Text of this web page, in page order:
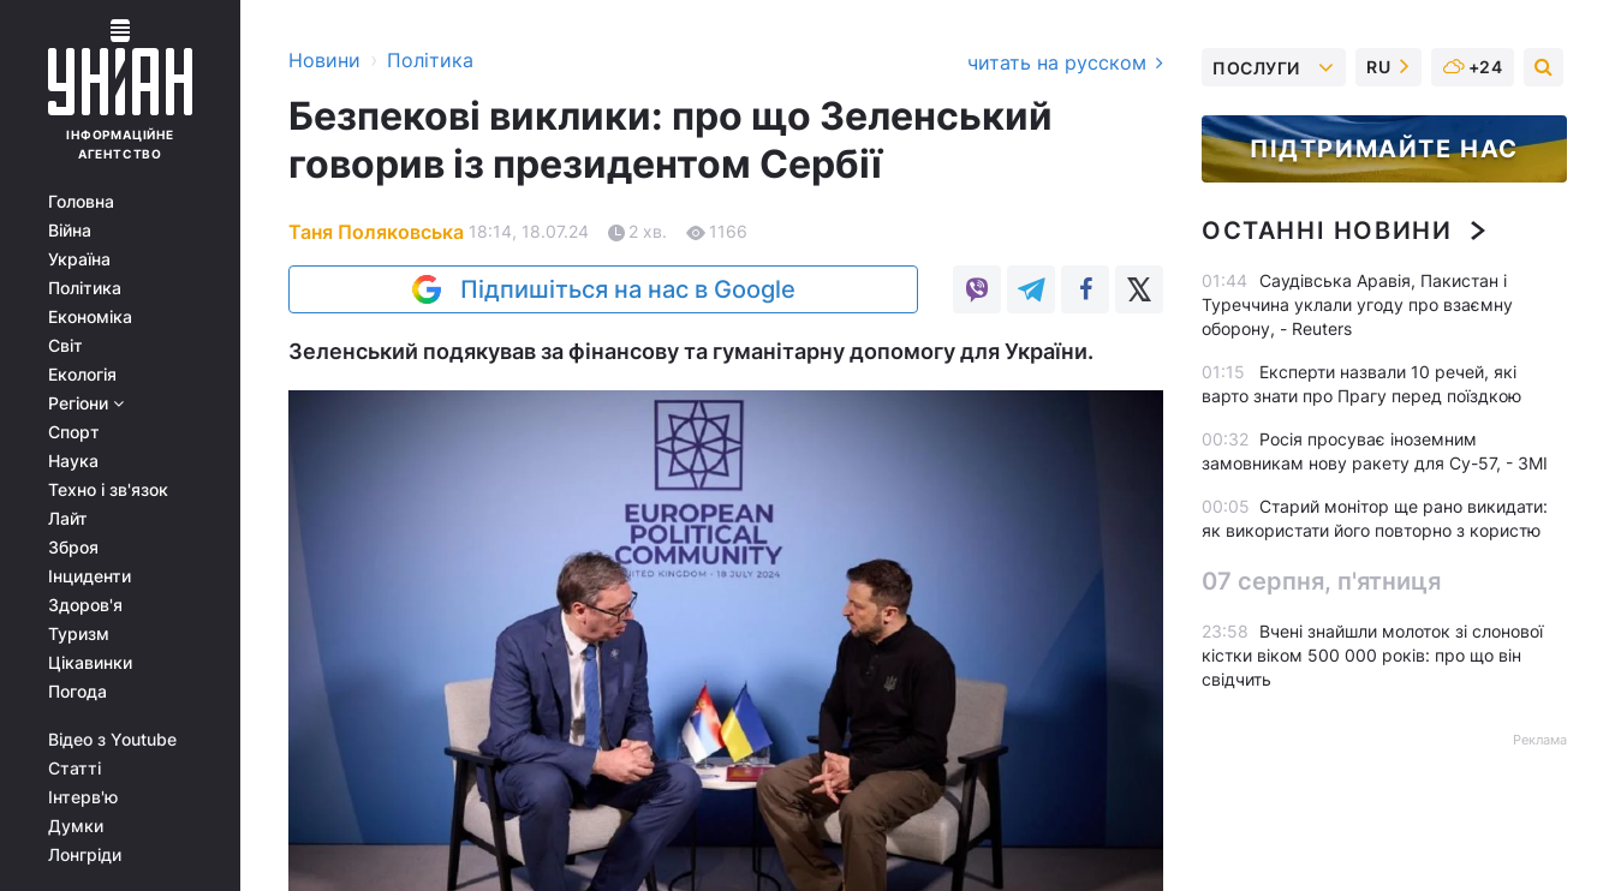
ІНФОРМАЦІЙНЕ
АГЕНТСТВО
Головна
Війна
Україна
Політика
Економіка
Світ
Екологія
Регіони
Спорт
Наука
Техно і зв'язок
Лайт
Зброя
Інциденти
Здоров'я
Туризм
Цікавинки
Погода
Відео з Youtube
Статті
Інтерв'ю
Думки
Лонгріди
Новини › Політика читать на русском
Безпекові виклики: про що Зеленський
говорив із президентом Сербії
Таня Поляковська 18:14, 18.07.24 2 хв. 1166
Підпишіться на нас в Google
Зеленський подякував за фінансову та гуманітарну допомогу для України.
ПОСЛУГИ RU +24
ПІДТРИМАЙТЕ НАС
ОСТАННІ НОВИНИ
01:44
Саудівська Аравія, Пакистан і
Туреччина уклали угоду про взаємну
оборону, - Reuters
01:15
Експерти назвали 10 речей, які
варто знати про Прагу перед поїздкою
00:32
Росія просуває іноземним
замовникам нову ракету для Су-57, - ЗМІ
00:05 Старий монітор ще рано викидати:
як використати його повторно з користю
07 серпня, п'ятниця
23:58
Вчені знайшли молоток зі слонової
кістки віком 500 000 років: про що він
свідчить
Реклама